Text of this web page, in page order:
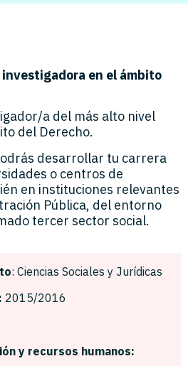
en el ámbito
a del más alto nivel
del Derecho.
desarrollar tu carrera
o centros de
en instituciones relevantes
Pública, del entorno
tercer sector social.
: Ciencias Sociales y Jurídicas
2015/2016
y recursos humanos: